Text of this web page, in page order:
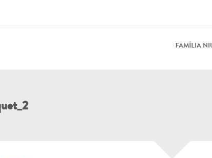
FAMÍLIA